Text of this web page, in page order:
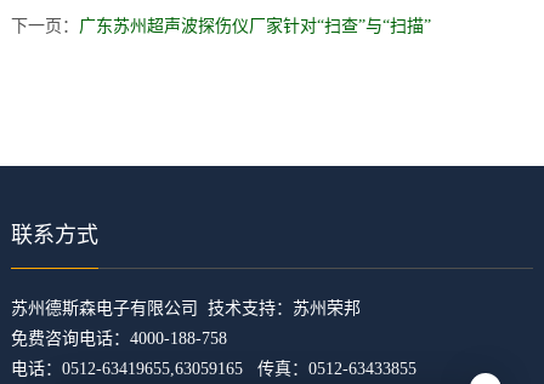
下一页： 广东苏州超声波探伤仪厂家针对“扫查”与“扫描”
联系方式
​苏州德斯森电子有限公司 技术支持： 苏州荣邦
免费咨询电话：4000-188-758
电话：0512-63419655,63059165 传真：0512-63433855